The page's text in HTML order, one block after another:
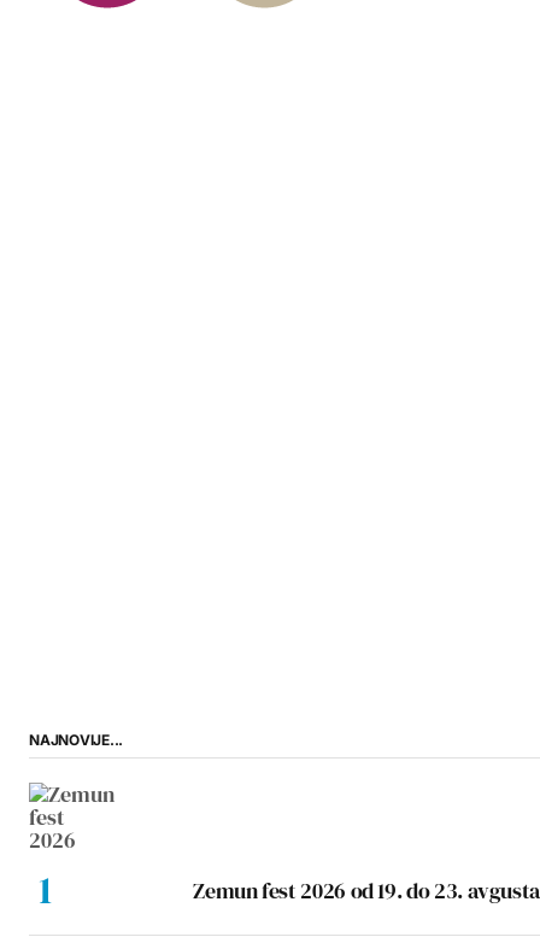
NAJNOVIJE...
Zemun fest 2026 od 19. do 23. avgusta